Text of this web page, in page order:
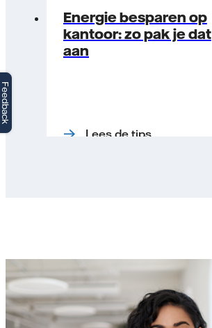
Energie besparen op
kantoor: zo pak je dat
aan
Lees de tips
Feedback